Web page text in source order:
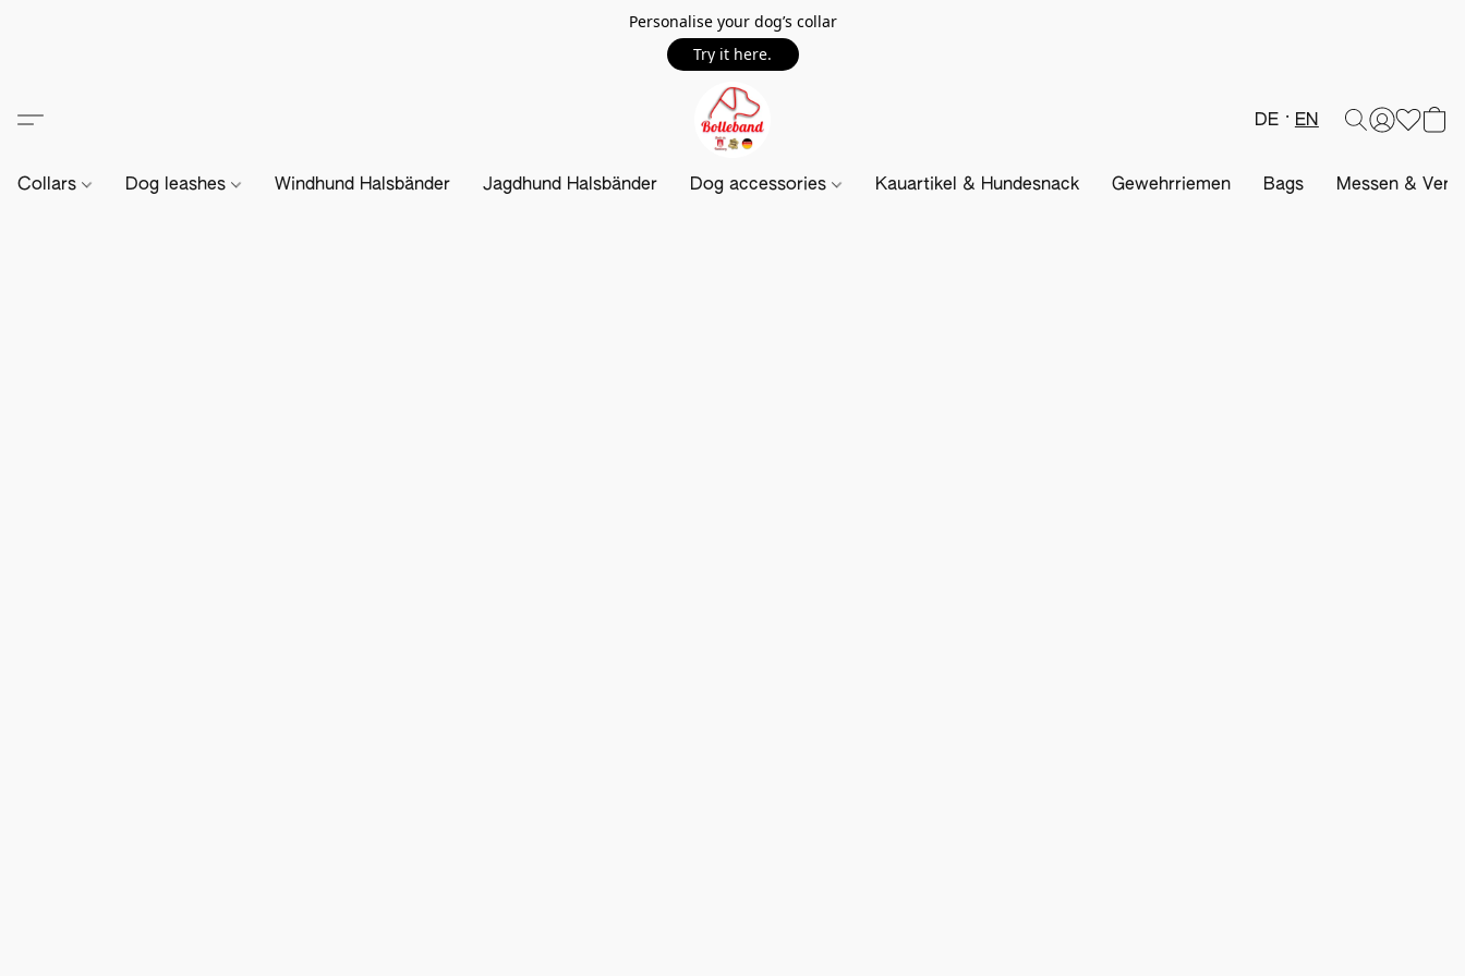
Personalise your dog’s collar
Try it here.
DE EN
Collars Dog leashes Windhund Halsbänder Jagdhund Halsbänder Dog accessories Kauartikel & Hundesnack Gewehrriemen Bags Messen &